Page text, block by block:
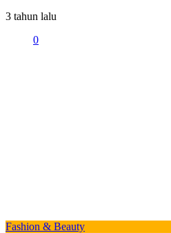
3 tahun lalu
0
Fashion & Beauty